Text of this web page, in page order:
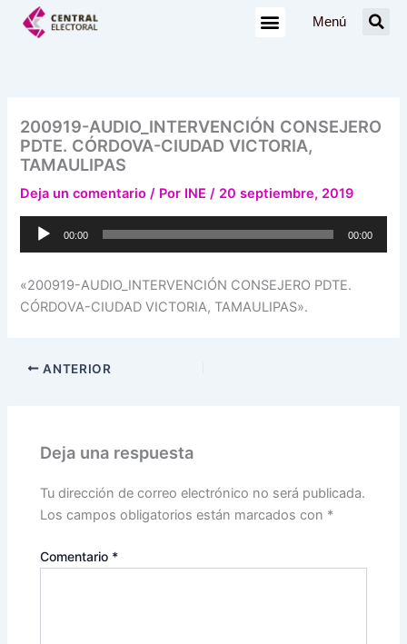
Menú
200919-AUDIO_INTERVENCIÓN CONSEJERO
PDTE. CÓRDOVA-CIUDAD VICTORIA,
TAMAULIPAS
Deja un comentario / Por INE/ 20 septiembre, 2019
Reproductor
00:00 00:00
«200919-AUDIO_INTERVENCIÓN CONSEJERO PDTE.
CÓRDOVA-CIUDAD VICTORIA, TAMAULIPAS».
ANTERIOR
Deja una respuesta
Tu dirección de correo electrónico no será publicada.
Los campos obligatorios están marcados con *
Comentario *